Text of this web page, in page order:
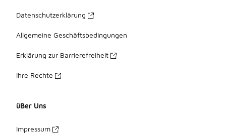
Datenschutzerklärung
Allgemeine Geschäftsbedingungen
Erklärung zur Barrierefreiheit
Ihre Rechte
üBer Uns
Impressum